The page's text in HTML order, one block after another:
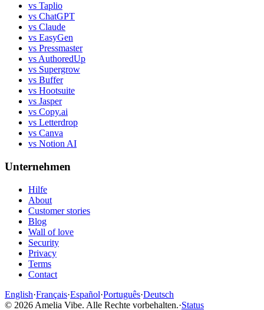
vs Taplio
vs ChatGPT
vs Claude
vs EasyGen
vs Pressmaster
vs AuthoredUp
vs Supergrow
vs Buffer
vs Hootsuite
vs Jasper
vs Copy.ai
vs Letterdrop
vs Canva
vs Notion AI
Unternehmen
Hilfe
About
Customer stories
Blog
Wall of love
Security
Privacy
Terms
Contact
English·Français·Español·Português·Deutsch
© 2026 Amelia Vibe. Alle Rechte vorbehalten.·Status